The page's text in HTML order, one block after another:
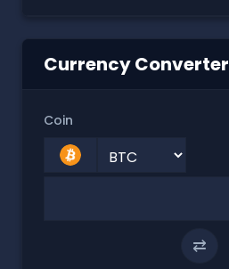
Currency Converter
Coin
⇄